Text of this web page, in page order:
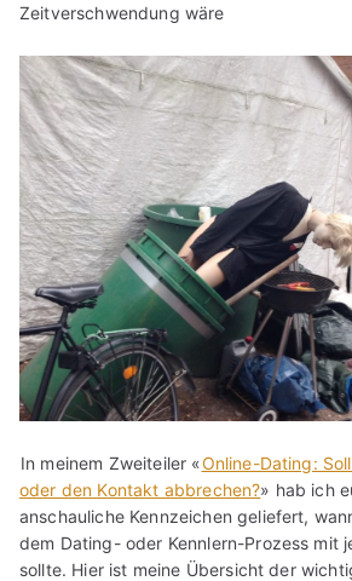
Zeitverschwendung wäre
In meinem Zweiteiler «Online-Dating:
oder den Kontakt abbrechen?» hab ich
anschauliche Kennzeichen geliefert,
dem Dating- oder Kennlern-Prozess mit
sollte. Hier ist meine Übersicht der